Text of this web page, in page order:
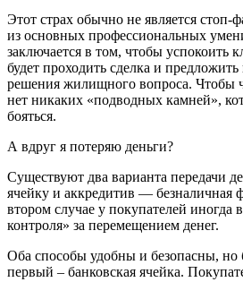
Этот страх обычно не является стоп-
из основных профессиональных
заключается в том, чтобы успокоить
будет проходить сделка и
решения жилищного вопроса. Чтобы
нет никаких «подводных камней»,
бояться.
А вдруг я потеряю деньги?
Существуют два варианта передачи
ячейку и аккредитив — безналичная
втором случае у покупателей иногда
контроля» за перемещением денег.
Оба способы удобны и безопасны, но
первый – банковская ячейка.